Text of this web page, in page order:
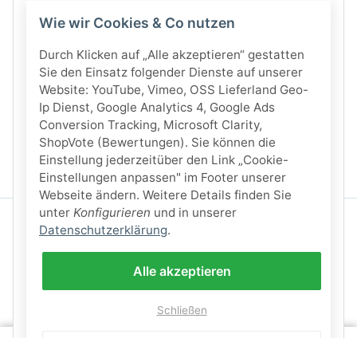
Wie wir Cookies & Co nutzen
Durch Klicken auf „Alle akzeptieren“ gestatten
Sie den Einsatz folgender Dienste auf unserer
Website: YouTube, Vimeo, OSS Lieferland Geo-
Ip Dienst, Google Analytics 4, Google Ads
Conversion Tracking, Microsoft Clarity,
ShopVote (Bewertungen). Sie können die
Einstellung jederzeitüber den Link „Cookie-
Einstellungen anpassen" im Footer unserer
Webseite ändern. Weitere Details finden Sie
unter Konfigurieren und in unserer
Datenschutzerklärung.
Alle akzeptieren
Schließen